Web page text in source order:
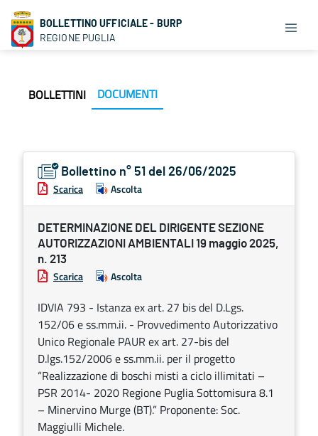
BOLLETTINO UFFICIALE - BURP
REGIONE PUGLIA
BOLLETTINI DOCUMENTI
Bollettino n° 51 del 26/06/2025
Scarica Ascolta
DETERMINAZIONE DEL DIRIGENTE SEZIONE
AUTORIZZAZIONI AMBIENTALI 19 maggio 2025,
n. 213
Scarica Ascolta
IDVIA 793 - Istanza ex art. 27 bis del D.Lgs.
152/06 e ss.mm.ii. - Provvedimento Autorizzativo
Unico Regionale PAUR ex art. 27-bis del
D.lgs.152/2006 e ss.mm.ii. per il progetto
“Realizzazione di boschi misti a ciclo illimitati –
PSR 2014- 2020 Regione Puglia Sottomisura 8.1
– Minervino Murge (BT).” Proponente: Soc.
Maggiulli Michele.